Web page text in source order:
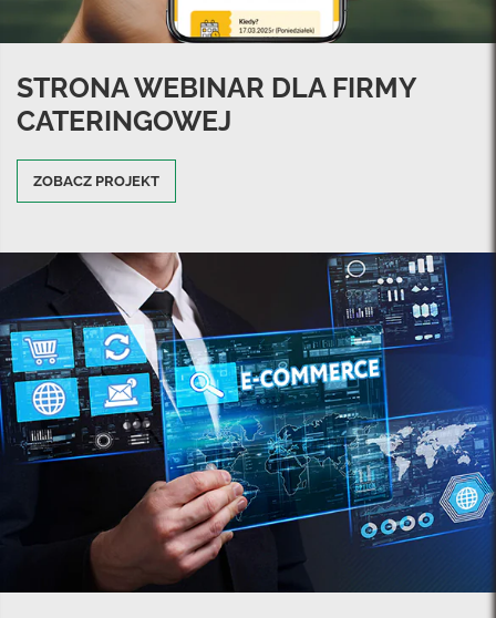
STRONA WEBINAR DLA FIRMY
CATERINGOWEJ
ZOBACZ PROJEKT